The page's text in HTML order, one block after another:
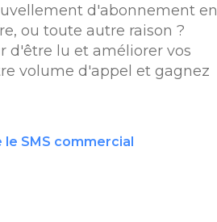
d'abonnement en
ou toute autre raison ?
d'être lu et améliorer vos
volume d'appel et gagnez
le SMS commercial